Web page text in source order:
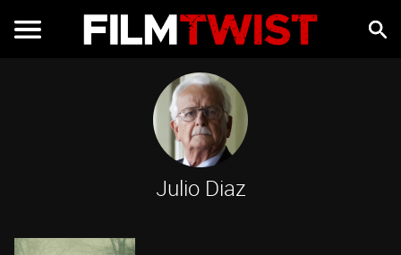
Julio Diaz